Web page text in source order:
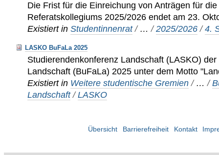
Die Frist für die Einreichung von Anträgen für
Referatskollegiums 2025/2026 endet am 23.
Existiert in Studentinnenrat / …/2025/2026 /4.
LASKO BuFaLa 2025
Studierendenkonferenz Landschaft (LASKO)
Landschaft (BuFaLa) 2025 unter dem Motto
Existiert in Weitere studentische Gremien / …/
Landschaft /LASKO
Übersicht Barrierefreiheit Kontakt